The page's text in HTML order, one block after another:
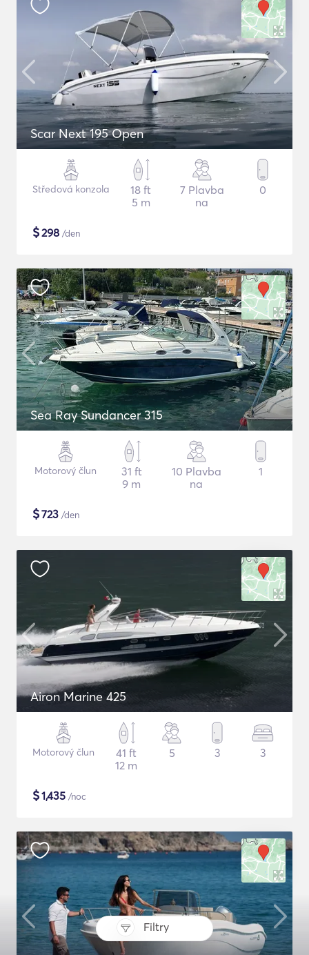
Filtry
Scar Next 195 Open
Středová konzola
18 ft
5 m
7 Plavba
na
0
$298 /den
Sea Ray Sundancer 315
Motorový člun
31 ft
9 m
10 Plavba
na
1
$723 /den
Airon Marine 425
Motorový člun
41 ft
12 m
5 3 3
$1,435 /noc